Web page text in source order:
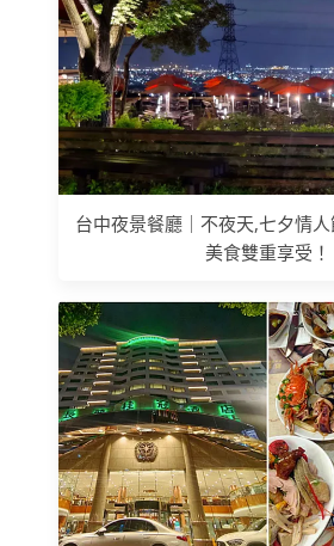
台中夜景餐廳｜不夜天,七夕情
美食雙重享受！